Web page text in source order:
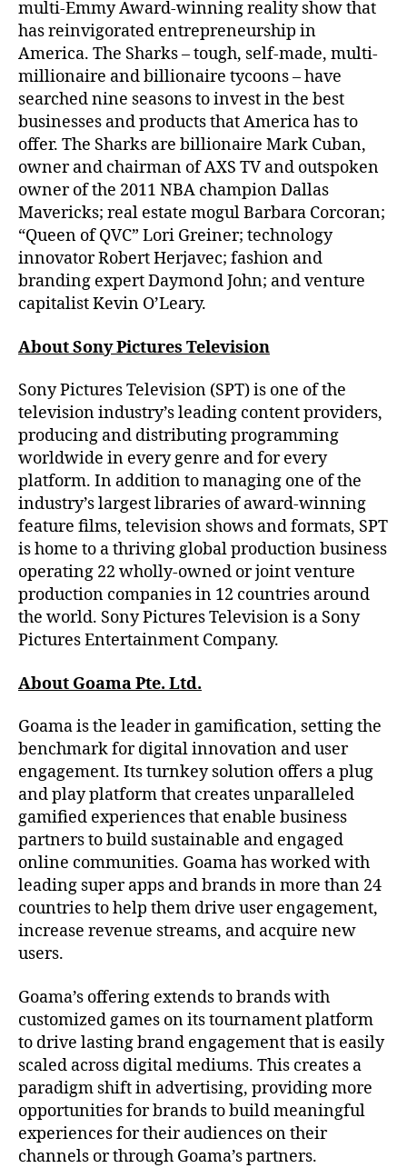
multi-Emmy Award-winning reality show that
has reinvigorated entrepreneurship in
America. The Sharks – tough, self-made, multi-
millionaire and billionaire tycoons – have
searched nine seasons to invest in the best
businesses and products that America has to
offer. The Sharks are billionaire Mark Cuban,
owner and chairman of AXS TV and outspoken
owner of the 2011 NBA champion Dallas
Mavericks; real estate mogul Barbara Corcoran;
“Queen of QVC” Lori Greiner; technology
innovator Robert Herjavec; fashion and
branding expert Daymond John; and venture
capitalist Kevin O’Leary.
About Sony Pictures Television
Sony Pictures Television (SPT) is one of the
television industry’s leading content providers,
producing and distributing programming
worldwide in every genre and for every
platform. In addition to managing one of the
industry’s largest libraries of award-winning
feature films, television shows and formats, SPT
is home to a thriving global production business
operating 22 wholly-owned or joint venture
production companies in 12 countries around
the world. Sony Pictures Television is a Sony
Pictures Entertainment Company.
About Goama Pte. Ltd.
Goama is the leader in gamification, setting the
benchmark for digital innovation and user
engagement. Its turnkey solution offers a plug
and play platform that creates unparalleled
gamified experiences that enable business
partners to build sustainable and engaged
online communities. Goama has worked with
leading super apps and brands in more than 24
countries to help them drive user engagement,
increase revenue streams, and acquire new
users.
Goama’s offering extends to brands with
customized games on its tournament platform
to drive lasting brand engagement that is easily
scaled across digital mediums. This creates a
paradigm shift in advertising, providing more
opportunities for brands to build meaningful
experiences for their audiences on their
channels or through Goama’s partners.